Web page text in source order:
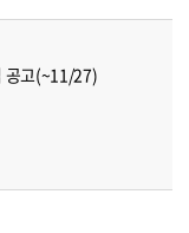
공고(~11/27)